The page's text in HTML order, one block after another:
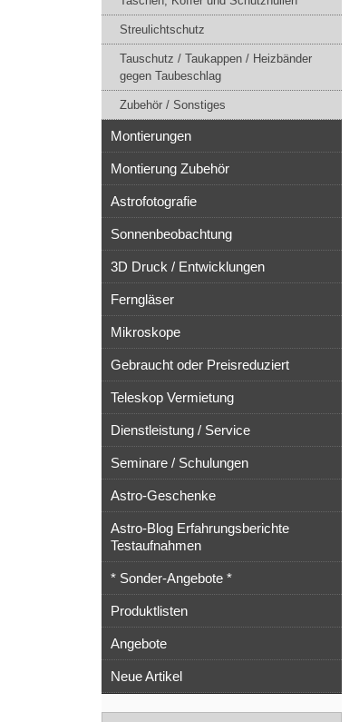
Streulichtschutz
Tauschutz / Taukappen / Heizbänder
gegen Taubeschlag
Zubehör / Sonstiges
Montierungen
Montierung Zubehör
Astrofotografie
Sonnenbeobachtung
3D Druck / Entwicklungen
Ferngläser
Mikroskope
Gebraucht oder Preisreduziert
Teleskop Vermietung
Dienstleistung / Service
Seminare / Schulungen
Astro-Geschenke
Astro-Blog Erfahrungsberichte
Testaufnahmen
* Sonder-Angebote *
Produktlisten
Angebote
Neue Artikel